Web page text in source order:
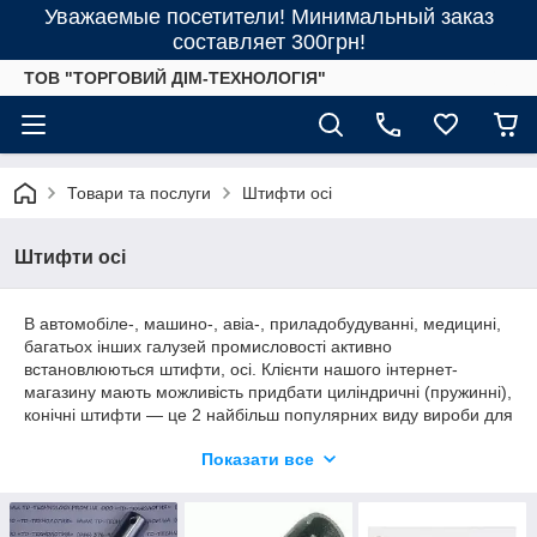
Уважаемые посетители! Минимальный заказ
составляет 300грн!
ТОВ "ТОРГОВИЙ ДІМ-ТЕХНОЛОГІЯ"
Товари та послуги Штифти осі
Штифти осі
В автомобіле-, машино-, авіа-, приладобудуванні, медицині,
багатьох інших галузей промисловості активно
встановлюються штифти, осі. Клієнти нашого інтернет-
магазину мають можливість придбати циліндричні (пружинні),
конічні штифти — це 2 найбільш популярних виду вироби для
навантажень. Продукція виготовляється з вуглецевої або
бажанні клієнта.
Показати все